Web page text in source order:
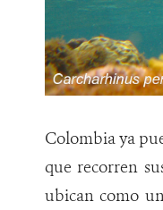
Colombia ya
que recorren
ubican como